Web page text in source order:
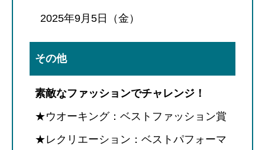
2025年9月5日（金）
その他
素敵なファッションでチャレンジ！
★ウオーキング：ベストファッション賞
★レクリエーション：ベストパフォーマ